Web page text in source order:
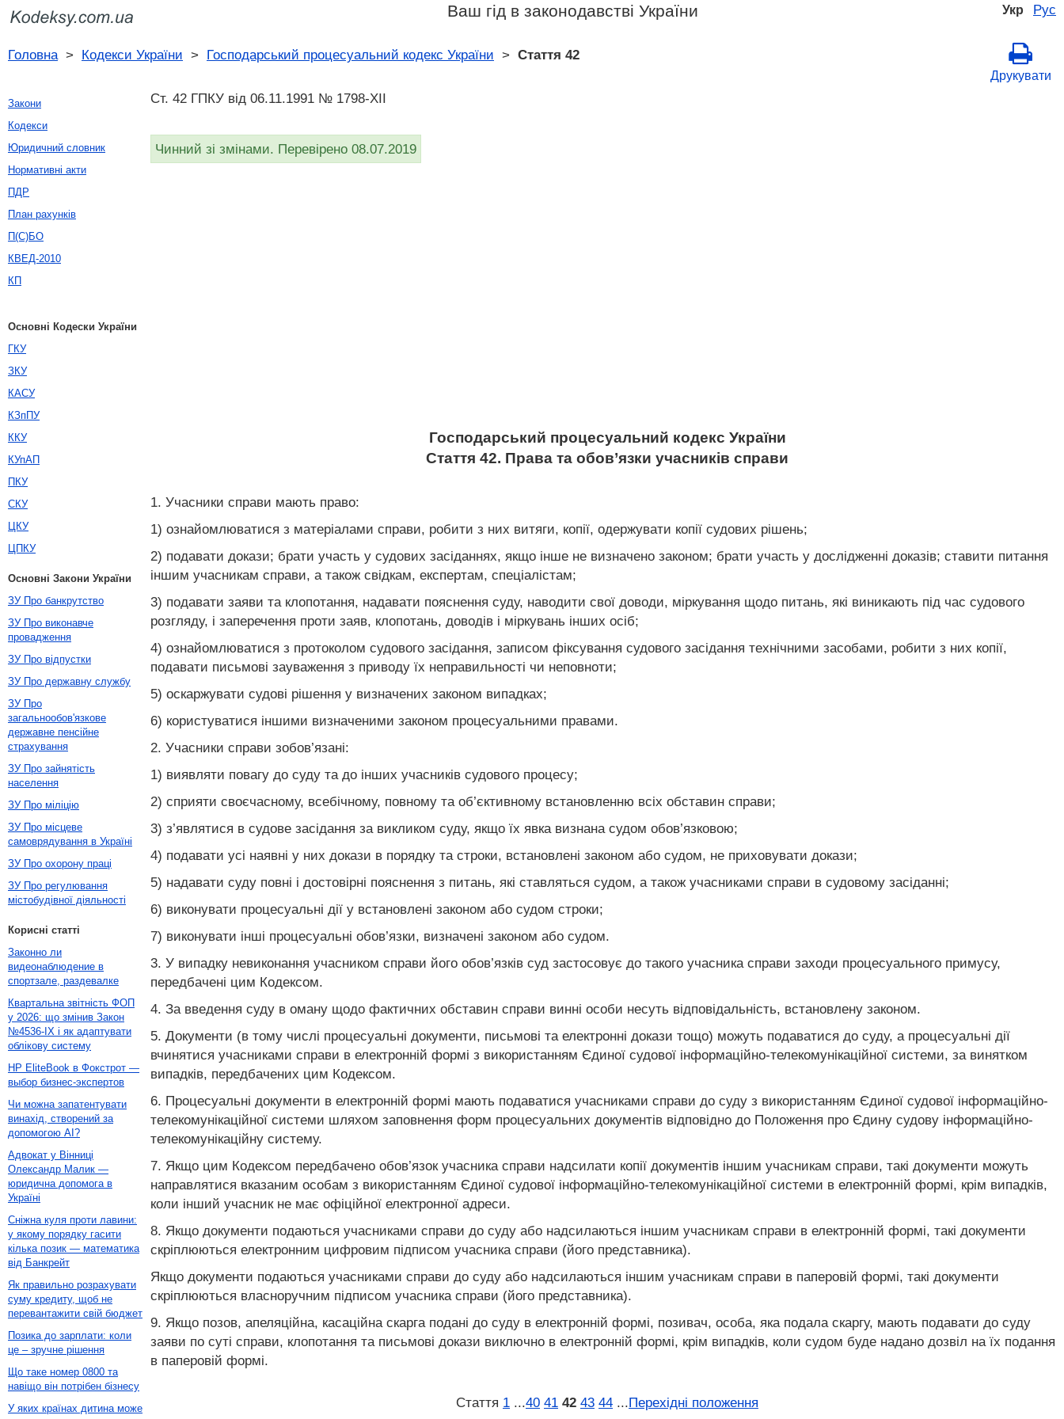
Укр Рус
Ваш гід в законодавстві України
Головна> Кодекси України > Господарський процесуальний кодекс України > Стаття 42
Друкувати
Ст. 42 ГПКУ від 06.11.1991 № 1798-XII
Чинний зі змінами. Перевірено 08.07.2019
Господарський процесуальний кодекс України
Стаття 42. Права та обов’язки учасників справи
1. Учасники справи мають право:
1) ознайомлюватися з матеріалами справи, робити з них витяги, копії, одержувати копії судових рішень;
2) подавати докази; брати участь у судових засіданнях, якщо інше не визначено законом; брати участь у дослідженні доказів; ставити питання
іншим учасникам справи, а також свідкам, експертам, спеціалістам;
3) подавати заяви та клопотання, надавати пояснення суду, наводити свої доводи, міркування щодо питань, які виникають під час судового
розгляду, і заперечення проти заяв, клопотань, доводів і міркувань інших осіб;
4) ознайомлюватися з протоколом судового засідання, записом фіксування судового засідання технічними засобами, робити з них копії,
подавати письмові зауваження з приводу їх неправильності чи неповноти;
5) оскаржувати судові рішення у визначених законом випадках;
6) користуватися іншими визначеними законом процесуальними правами.
2. Учасники справи зобов’язані:
1) виявляти повагу до суду та до інших учасників судового процесу;
2) сприяти своєчасному, всебічному, повному та об’єктивному встановленню всіх обставин справи;
3) з’являтися в судове засідання за викликом суду, якщо їх явка визнана судом обов’язковою;
4) подавати усі наявні у них докази в порядку та строки, встановлені законом або судом, не приховувати докази;
5) надавати суду повні і достовірні пояснення з питань, які ставляться судом, а також учасниками справи в судовому засіданні;
6) виконувати процесуальні дії у встановлені законом або судом строки;
7) виконувати інші процесуальні обов’язки, визначені законом або судом.
3. У випадку невиконання учасником справи його обов’язків суд застосовує до такого учасника справи заходи процесуального примусу,
передбачені цим Кодексом.
4. За введення суду в оману щодо фактичних обставин справи винні особи несуть відповідальність, встановлену законом.
5. Документи (в тому числі процесуальні документи, письмові та електронні докази тощо) можуть подаватися до суду, а процесуальні дії
вчинятися учасниками справи в електронній формі з використанням Єдиної судової інформаційно-телекомунікаційної системи, за винятком
випадків, передбачених цим Кодексом.
6. Процесуальні документи в електронній формі мають подаватися учасниками справи до суду з використанням Єдиної судової інформаційно-
телекомунікаційної системи шляхом заповнення форм процесуальних документів відповідно до Положення про Єдину судову інформаційно-
телекомунікаційну систему.
7. Якщо цим Кодексом передбачено обов’язок учасника справи надсилати копії документів іншим учасникам справи, такі документи можуть
направлятися вказаним особам з використанням Єдиної судової інформаційно-телекомунікаційної системи в електронній формі, крім випадків,
коли інший учасник не має офіційної електронної адреси.
8. Якщо документи подаються учасниками справи до суду або надсилаються іншим учасникам справи в електронній формі, такі документи
скріплюються електронним цифровим підписом учасника справи (його представника).
Якщо документи подаються учасниками справи до суду або надсилаються іншим учасникам справи в паперовій формі, такі документи
скріплюються власноручним підписом учасника справи (його представника).
9. Якщо позов, апеляційна, касаційна скарга подані до суду в електронній формі, позивач, особа, яка подала скаргу, мають подавати до суду
заяви по суті справи, клопотання та письмові докази виключно в електронній формі, крім випадків, коли судом буде надано дозвіл на їх подання
в паперовій формі.
Стаття 1 ...40 41 42 43 44 ...Перехідні положення
Закони
Кодекси
Юридичний словник
Нормативні акти
ПДР
План рахунків
П(С)БО
КВЕД-2010
КП
Основні Кодески України
ГКУ
ЗКУ
КАСУ
КЗпПУ
ККУ
КУпАП
ПКУ
СКУ
ЦКУ
ЦПКУ
Основні Закони України
ЗУ Про банкрутство
ЗУ Про виконавче
провадження
ЗУ Про відпустки
ЗУ Про державну службу
ЗУ Про
загальнообов'язкове
державне пенсійне
страхування
ЗУ Про зайнятість
населення
ЗУ Про міліцію
ЗУ Про місцеве
самоврядування в Україні
ЗУ Про охорону праці
ЗУ Про регулювання
містобудівної діяльності
Корисні статті
Законно ли
видеонаблюдение в
спортзале, раздевалке
Квартальна звітність ФОП
у 2026: що змінив Закон
№4536-IX і як адаптувати
облікову систему
HP EliteBook в Фокстрот —
выбор бизнес-экспертов
Чи можна запатентувати
винахід, створений за
допомогою AI?
Адвокат у Вінниці
Олександр Малик —
юридична допомога в
Україні
Сніжна куля проти лавини:
у якому порядку гасити
кілька позик — математика
від Банкрейт
Як правильно розрахувати
суму кредиту, щоб не
перевантажити свій бюджет
Позика до зарплати: коли
це – зручне рішення
Що таке номер 0800 та
навіщо він потрібен бізнесу
У яких країнах дитина може